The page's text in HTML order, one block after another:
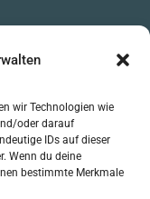
wir Technologien wie
oder darauf
IDs auf dieser
Wenn du deine
bestimmte Merkmale